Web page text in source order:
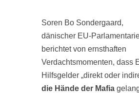
Soren Bo Sondergaard,
dänischer EU-
berichtet von ernsthaften
Verdachtsmomenten, dass
Hilfsgelder „direkt oder
die Hände der Mafia